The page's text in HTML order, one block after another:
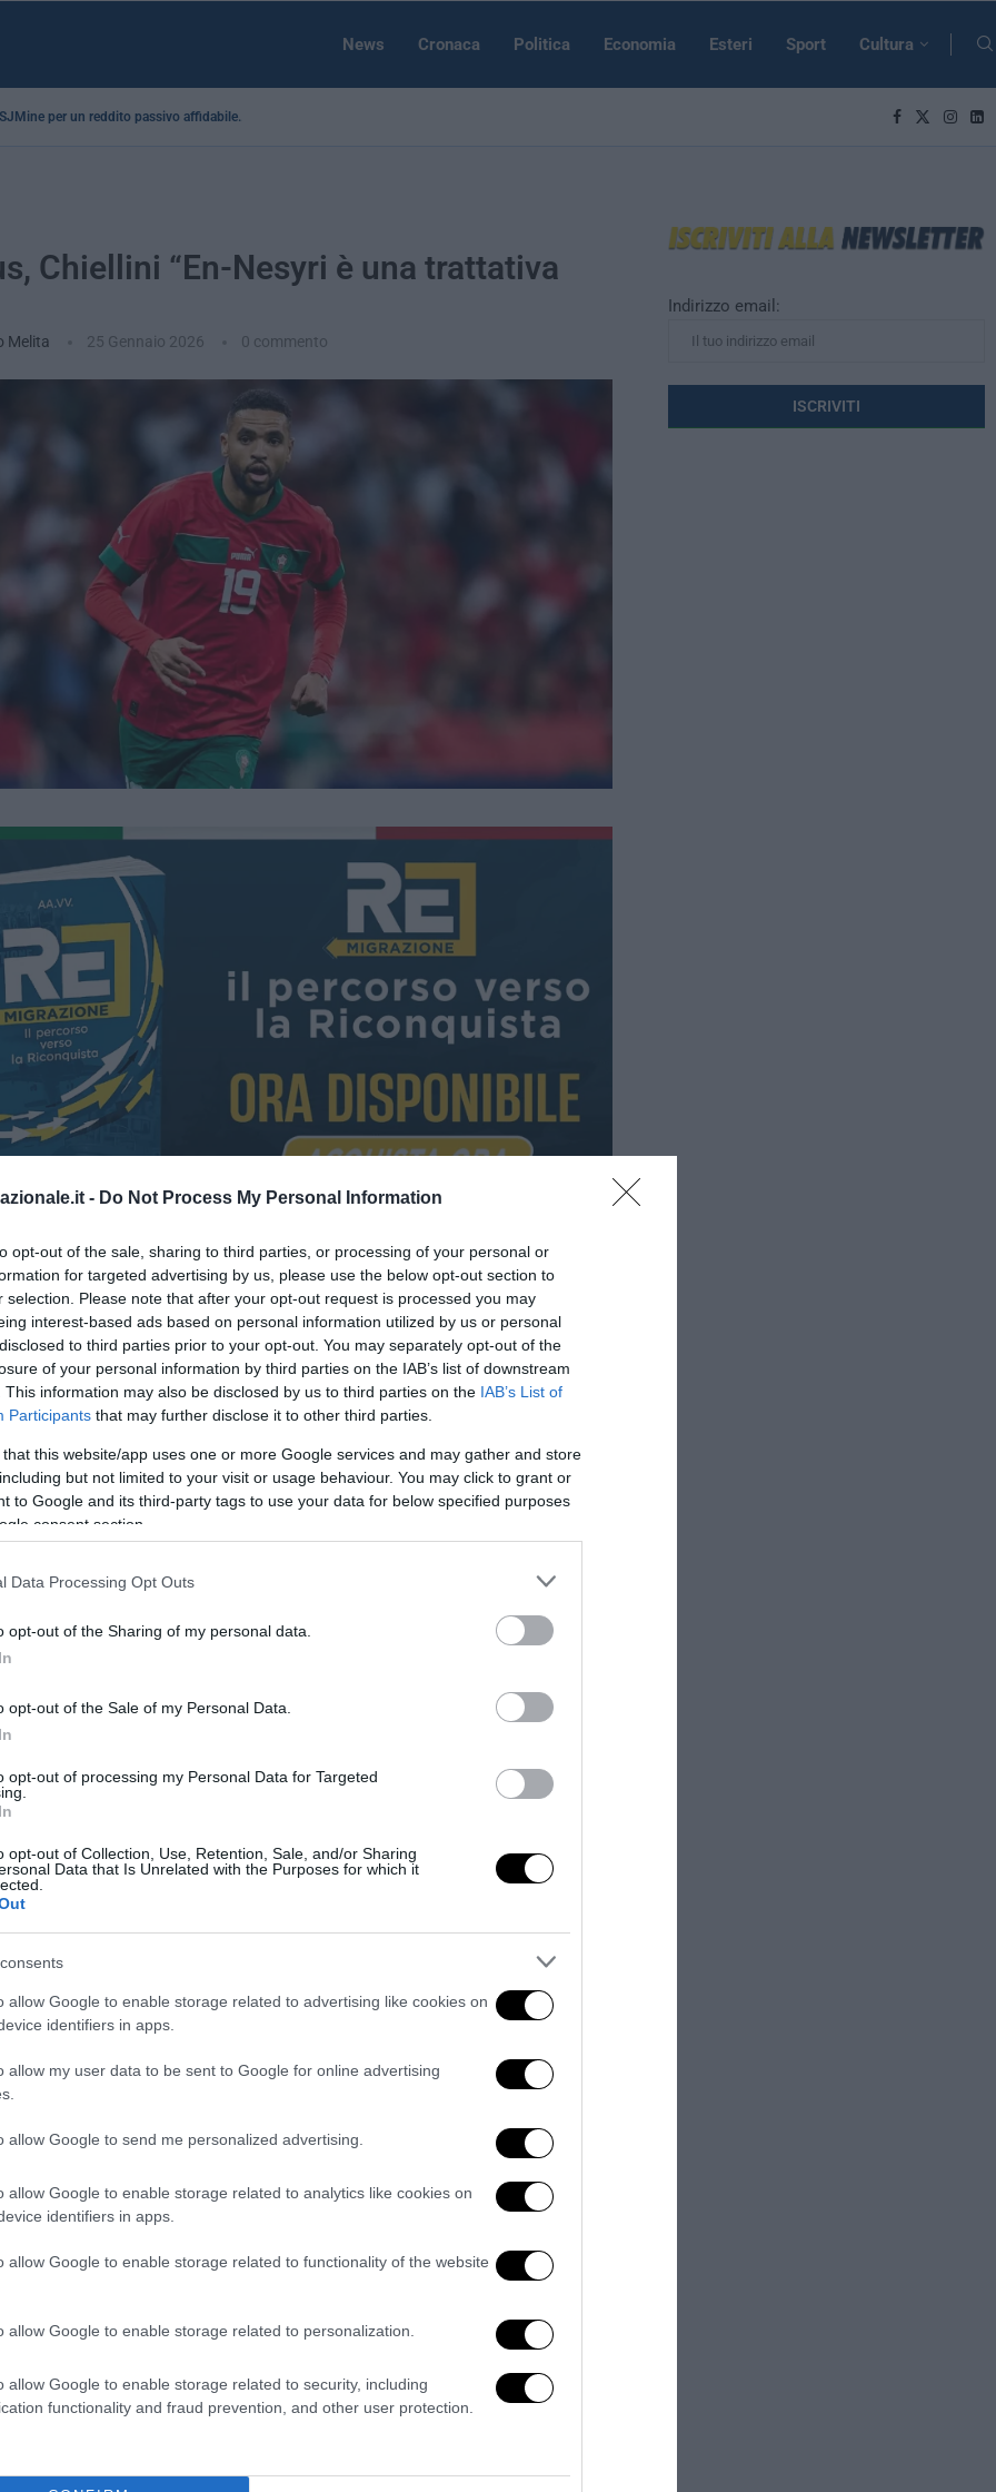
- Do Not Process My Personal Information
opt-out of the sale, sharing to third parties, or processing of your personal or
for targeted advertising by us, please use the below opt-out section to
selection. Please note that after your opt-out request is processed you may
interest-based ads based on personal information utilized by us or personal
to third parties prior to your opt-out. You may separately opt-out of the
of your personal information by third parties on the IAB’s list of downstream
This information may also be disclosed by us to third parties on the IAB’s List of
Participants that may further disclose it to other third parties.
that this website/app uses one or more Google services and may gather and store
but not limited to your visit or usage behaviour. You may click to grant or
to Google and its third-party tags to use your data for below specified purposes
consent section.
Data Processing Opt Outs
opt-out of the Sharing of my personal data.
opt-out of the Sale of my Personal Data.
opt-out of processing my Personal Data for Targeted
opt-out of Collection, Use, Retention, Sale, and/or Sharing
Data that Is Unrelated with the Purposes for which it
allow Google to enable storage related to advertising like cookies on
identifiers in apps.
allow my user data to be sent to Google for online advertising
allow Google to send me personalized advertising.
allow Google to enable storage related to analytics like cookies on
identifiers in apps.
allow Google to enable storage related to functionality of the website
allow Google to enable storage related to personalization.
allow Google to enable storage related to security, including
functionality and fraud prevention, and other user protection.
News Cronaca Politica Economia Esteri Sport Cultura
per un reddito passivo affidabile...
Chiellini “En-Nesyri è una trattativa
Melita 25 Gennaio 2026 0 commento
sul trasferimento di En-Nesyri
qualcosa nelle ultime settimane, anche la partita di Champions lo dice,
mattoncino dopo mattoncino per costruire una bella casa. Loro se la
Indirizzo email: